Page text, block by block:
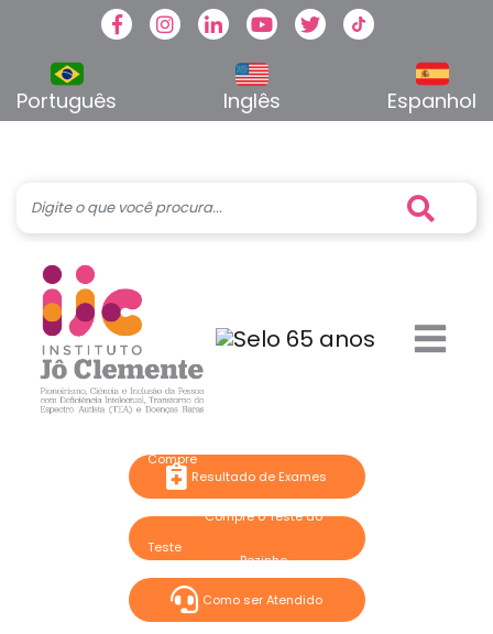
FacebookInstagram
LinkedinYoutubeTwitterTikTok
Português Inglês Espanhol
Resultado de Exames
Compre o Teste do
Pezinho
Como ser Atendido